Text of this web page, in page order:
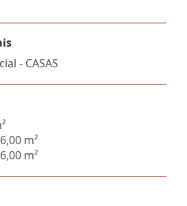
- CASAS
m²
m²